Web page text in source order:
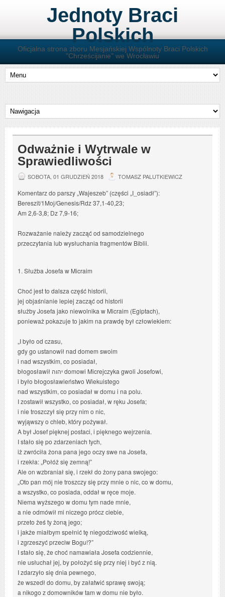
Jednoty Braci
Polskich
Oficjalna strona zboru Mesjańskiej Wspólnoty Braci Polskich
"Chrześcijanie" we Wrocławiu
Odważnie i Wytrwale w
Sprawiedliwości
SOBOTA, 01 GRUDZIEŃ 2018 TOMASZ PALUTKIEWICZ
Komentarz do parszy „Wajeszeb” (części „I_osiadł”):
Bereszit/1Moj/Genesis/Rdz 37,1-40,23;
Am 2,6-3,8; Dz 7,9-16;
Rozważanie należy zacząć od samodzielnego
przeczytania lub wysłuchania fragmentów Biblii.
1. Służba Josefa w Micraim
Choć jest to dalsza część historii,
jej objaśnianie lepiej zacząć od historii
służby Josefa jako niewolnika w Micraim (Egiptach),
ponieważ pokazuje to jakim na prawdę był człowiekiem:
„I było od czasu,
gdy go ustanowił nad domem swoim
i nad wszystkim, co posiadał,
błogosławił יהוה domowi Micrejczyka gwoli Josefowi,
i było błogosławieństwo Wiekuistego
nad wszystkim, co posiadał w domu i na polu.
I zostawił wszystko, co posiadał, w ręku Josefa;
i nie troszczył się przy nim o nic,
wyjąwszy o chleb, który pożywał.
A był Josef pięknej postaci, i pięknego wejrzenia.
I stało się po zdarzeniach tych,
iż zwróciła żona pana jego oczy swe na Josefa,
i rzekła: „Połóż się zemną!”
Ale on wzbraniał się, i rzekł do żony pana swojego:
„Oto pan mój nie troszczy się przy mnie o nic, co w domu,
a wszystko, co posiada, oddał w ręce moje.
Niema wyższego w domu tym nade mnie,
a nie odmówił mi niczego prócz ciebie,
przeto żeś ty żoną jego;
i jakże miałbym spełnić tę niegodziwość wielką,
i zgrzeszyć przeciw Bogu!?”
I stało się, że choć namawiała Josefa codziennie,
nie usłuchał jej, by położyć się przy niej i być z nią.
I zdarzyło się dnia pewnego,
że wszedł do domu, by załatwić sprawę swoją;
a nikogo z domowników tam w domu nie było.